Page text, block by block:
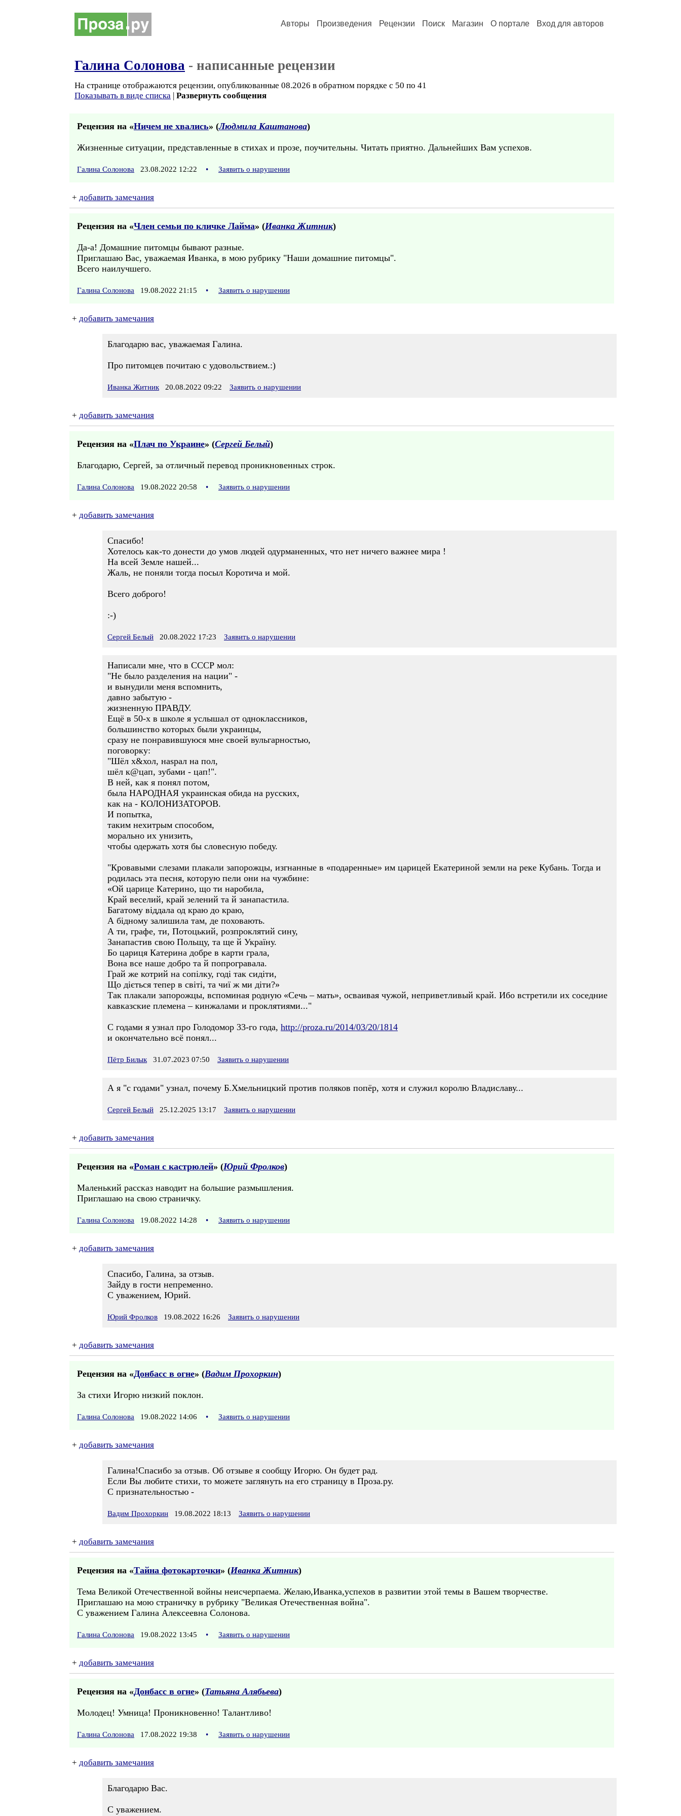
Авторы Произведения Рецензии Поиск Магазин О портале Вход для авторов
Галина Солонова - написанные рецензии
На странице отображаются рецензии, опубликованные 08.2026 в обратном порядке с 50 по 41
Показывать в виде списка | Развернуть сообщения
Рецензия на «Ничем не хвались» (Людмила Каштанова)
Жизненные ситуации, представленные в стихах и прозе, поучительны. Читать приятно. Дальнейших Вам успехов.
Галина Солонова 23.08.2022 12:22 • Заявить о нарушении
+ добавить замечания
Рецензия на «Член семьи по кличке Лайма» (Иванка Житник)
Да-а! Домашние питомцы бывают разные.
Приглашаю Вас, уважаемая Иванка, в мою рубрику "Наши домашние питомцы".
Всего наилучшего.
Галина Солонова 19.08.2022 21:15 • Заявить о нарушении
+ добавить замечания
Благодарю вас, уважаемая Галина.
Про питомцев почитаю с удовольствием.:)
Иванка Житник 20.08.2022 09:22 Заявить о нарушении
+ добавить замечания
Рецензия на «Плач по Украине» (Сергей Белый)
Благодарю, Сергей, за отличный перевод проникновенных строк.
Галина Солонова 19.08.2022 20:58 • Заявить о нарушении
+ добавить замечания
Спасибо!
Хотелось как-то донести до умов людей одурманенных, что нет ничего важнее мира !
На всей Земле нашей...
Жаль, не поняли тогда посыл Коротича и мой.
Всего доброго!
:-)
Сергей Белый 20.08.2022 17:23 Заявить о нарушении
Написали мне, что в СССР мол:
"Не было разделения на нации" -
и вынудили меня вспомнить,
давно забытую -
жизненную ПРАВДУ.
Ещё в 50-х в школе я услышал от одноклассников,
большинство которых были украинцы,
сразу не понравившуюся мне своей вульгарностью,
поговорку:
"Шёл х&хол, наsрал на пол,
шёл к@цап, зубами - цап!".
В ней, как я понял потом,
была НАРОДНАЯ украинская обида на русских,
как на - КОЛОНИЗАТОРОВ.
И попытка,
таким нехитрым способом,
морально их унизить,
чтобы одержать хотя бы словесную победу.
"Кровавыми слезами плакали запорожцы, изгнанные в «подаренные» им царицей Екатериной земли на реке Кубань. Тогда и
родилась эта песня, которую пели они на чужбине:
«Ой царице Катерино, що ти наробила,
Край веселий, край зелений та й занапастила.
Багатому віддала од краю до краю,
А бідному залишила там, де поховають.
А ти, графе, ти, Потоцький, розпроклятий сину,
Занапастив свою Польщу, та ще й Україну.
Бо цариця Катерина добре в карти грала,
Вона все наше добро та й попрогравала.
Грай же котрий на сопілку, годі так сидіти,
Що діється тепер в світі, та чиї ж ми діти?»
Так плакали запорожцы, вспоминая родную «Сечь – мать», осваивая чужой, неприветливый край. Ибо встретили их соседние
кавказские племена – кинжалами и проклятиями..."
С годами я узнал про Голодомор 33-го года, http://proza.ru/2014/03/20/1814
и окончательно всё понял...
Пётр Билык 31.07.2023 07:50 Заявить о нарушении
А я "с годами" узнал, почему Б.Хмельницкий против поляков попёр, хотя и служил королю Владиславу...
Сергей Белый 25.12.2025 13:17 Заявить о нарушении
+ добавить замечания
Рецензия на «Роман с кастрюлей» (Юрий Фролков)
Маленький рассказ наводит на большие размышления.
Приглашаю на свою страничку.
Галина Солонова 19.08.2022 14:28 • Заявить о нарушении
+ добавить замечания
Спасибо, Галина, за отзыв.
Зайду в гости непременно.
С уважением, Юрий.
Юрий Фролков 19.08.2022 16:26 Заявить о нарушении
+ добавить замечания
Рецензия на «Донбасс в огне» (Вадим Прохоркин)
За стихи Игорю низкий поклон.
Галина Солонова 19.08.2022 14:06 • Заявить о нарушении
+ добавить замечания
Галина!Спасибо за отзыв. Об отзыве я сообщу Игорю. Он будет рад.
Если Вы любите стихи, то можете заглянуть на его страницу в Проза.ру.
С признательностью -
Вадим Прохоркин 19.08.2022 18:13 Заявить о нарушении
+ добавить замечания
Рецензия на «Тайна фотокарточки» (Иванка Житник)
Тема Великой Отечественной войны неисчерпаема. Желаю,Иванка,успехов в развитии этой темы в Вашем творчестве.
Приглашаю на мою страничку в рубрику "Великая Отечественная война".
С уважением Галина Алексеевна Солонова.
Галина Солонова 19.08.2022 13:45 • Заявить о нарушении
+ добавить замечания
Рецензия на «Донбасс в огне» (Татьяна Алябьева)
Молодец! Умница! Проникновенно! Талантливо!
Галина Солонова 17.08.2022 19:38 • Заявить о нарушении
+ добавить замечания
Благодарю Вас.
С уважением.